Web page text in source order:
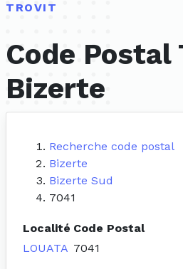
TROVIT
Code
Bizerte
Recherche code postal
Bizerte
Bizerte Sud
7041
Localité Code Postal
LOUATA 7041